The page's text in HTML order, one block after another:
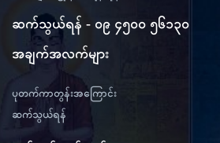
ဆက်သွယ်ရန် - ၀၉ ၄၅၀၀ ၅၆၁၃၀
အချက်အလက်များ
ပုတက်ကာတွန်းအကြောင်း
ဆက်သွယ်ရန်